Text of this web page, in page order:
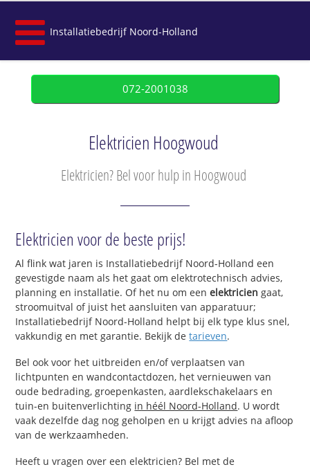
Installatiebedrijf Noord-Holland
072-2001038
Elektricien Hoogwoud
Elektricien? Bel voor hulp in Hoogwoud
Elektricien voor de beste prijs!
Al flink wat jaren is Installatiebedrijf Noord-Holland een
gevestigde naam als het gaat om elektrotechnisch advies,
planning en installatie. Of het nu om eenelektricien gaat,
stroomuitval of juist het aansluiten van apparatuur;
Installatiebedrijf Noord-Holland helpt bij elk type klus snel,
vakkundig en met garantie. Bekijk detarieven.
Bel ook voor het uitbreiden en/of verplaatsen van
lichtpunten en wandcontactdozen, het vernieuwen van
oude bedrading, groepenkasten, aardlekschakelaars en
tuin-en buitenverlichting in héél Noord-Holland. U wordt
vaak dezelfde dag nog geholpen en u krijgt advies na afloop
van de werkzaamheden.
Heeft u vragen over een elektricien? Bel met de